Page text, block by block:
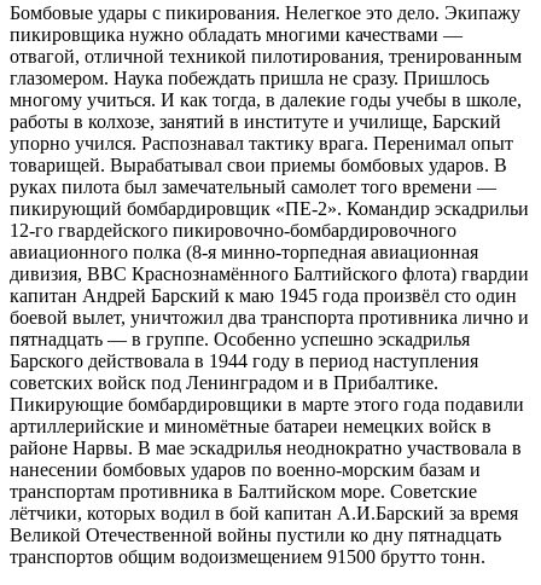
Бомбовые удары с пикирования. Нелегкое это дело. Экипажу
пикировщика нужно обладать многими качествами —
отвагой, отличной техникой пилотирования, тренированным
глазомером. Наука побеждать пришла не сразу. Пришлось
многому учиться. И как тогда, в далекие годы учебы в школе,
работы в колхозе, занятий в институте и училище, Барский
упорно учился. Распознавал тактику врага. Перенимал опыт
товарищей. Вырабатывал свои приемы бомбовых ударов. В
руках пилота был замечательный самолет того времени —
пикирующий бомбардировщик «ПЕ-2». Командир эскадрильи
12-го гвардейского пикировочно-бомбардировочного
авиационного полка (8-я минно-торпедная авиационная
дивизия, ВВС Краснознамённого Балтийского флота) гвардии
капитан Андрей Барский к маю 1945 года произвёл сто один
боевой вылет, уничтожил два транспорта противника лично и
пятнадцать — в группе. Особенно успешно эскадрилья
Барского действовала в 1944 году в период наступления
советских войск под Ленинградом и в Прибалтике.
Пикирующие бомбардировщики в марте этого года подавили
артиллерийские и миномётные батареи немецких войск в
районе Нарвы. В мае эскадрилья неоднократно участвовала в
нанесении бомбовых ударов по военно-морским базам и
транспортам противника в Балтийском море. Советские
лётчики, которых водил в бой капитан А.И.Барский за время
Великой Отечественной войны пустили ко дну пятнадцать
транспортов общим водоизмещением 91500 брутто тонн.